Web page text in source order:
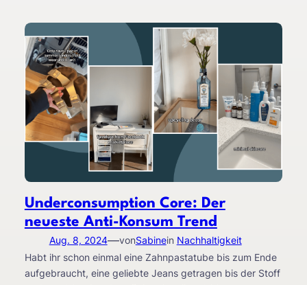
Underconsumption Core: Der
neueste Anti-Konsum Trend
Aug. 8, 2024—vonSabinein Nachhaltigkeit
Habt ihr schon einmal eine Zahnpastatube bis zum Ende
aufgebraucht, eine geliebte Jeans getragen bis der Stoff